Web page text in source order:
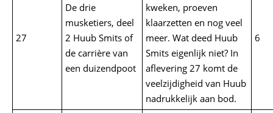
27
De drie
musketiers, deel
2 Huub Smits of
de carrière van
een duizendpoot
kweken, proeven
klaarzetten en nog veel
meer. Wat deed Huub
Smits eigenlijk niet? In
aflevering 27 komt de
veelzijdigheid van Huub
nadrukkelijk aan bod.
6